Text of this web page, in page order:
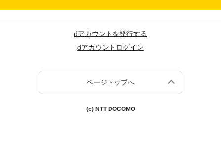
dアカウントを発行する
dアカウントログイン
ページトップへ
(c) NTT DOCOMO